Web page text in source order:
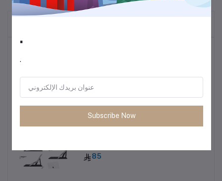
ترموس قهوة وشاي
85
.
.
Subscribe Now